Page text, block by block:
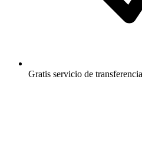
Gratis servicio de